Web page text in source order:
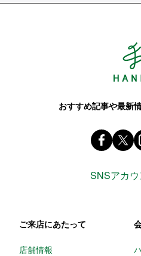
おすすめ記事や最新
SNSアカ
ご来店にあたって
店舗情報